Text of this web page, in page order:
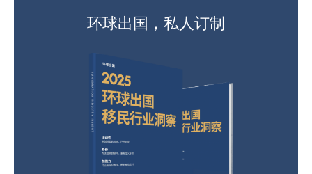
环球出国，私人订制